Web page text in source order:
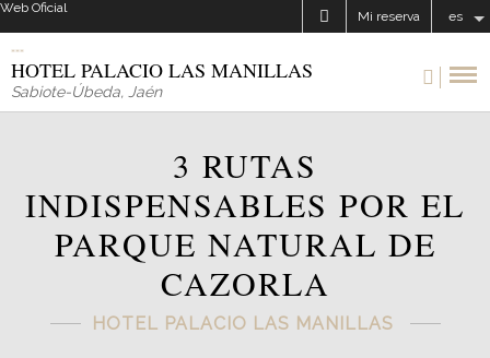
Web Oficial
Mi reserva es
HOTEL PALACIO LAS MANILLAS
Sabiote-Úbeda, Jaén
3 RUTAS
INDISPENSABLES POR EL
PARQUE NATURAL DE
CAZORLA
HOTEL PALACIO LAS MANILLAS